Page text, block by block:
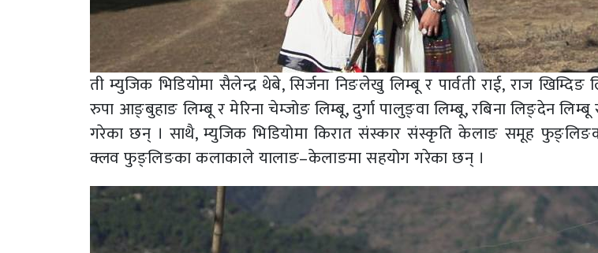
ती म्युजिक भिडियोमा सैलेन्द्र थेबे, सिर्जना निङलेखु लिम्बू र पार्वती राई, राज
रुपा आङ्बुहाङ लिम्बू र मेरिना चेम्जोङ लिम्बू, दुर्गा पालुङ्वा लिम्बू, रबिना लिङ्देन
गरेका छन् । साथै, म्युजिक भिडियोमा किरात संस्कार संस्कृति केलाङ समूह
क्लव फुङ्लिङका कलाकाले यालाङ–केलाङमा सहयोग गरेका छन् ।